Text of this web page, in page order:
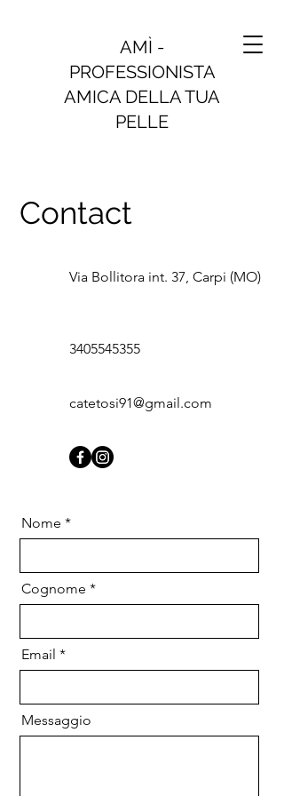
AMÌ -
PROFESSIONISTA
AMICA DELLA TUA
PELLE
Contact
Via Bollitora int. 37, Carpi (MO)
3405545355
catetosi91@gmail.com
Nome
Cognome
Email
Messaggio